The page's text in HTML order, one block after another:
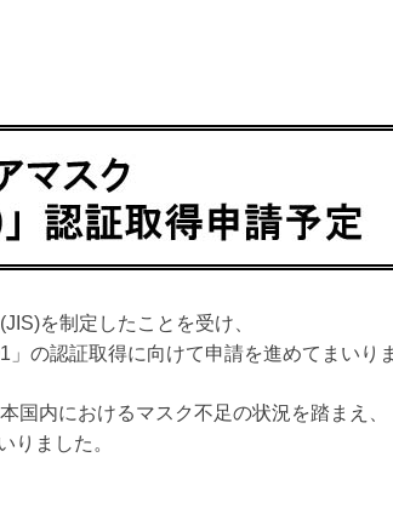
を制定したことを受け、
の認証取得に向けて申請を進めてまいり
国内におけるマスク不足の状況を踏まえ、
りました。